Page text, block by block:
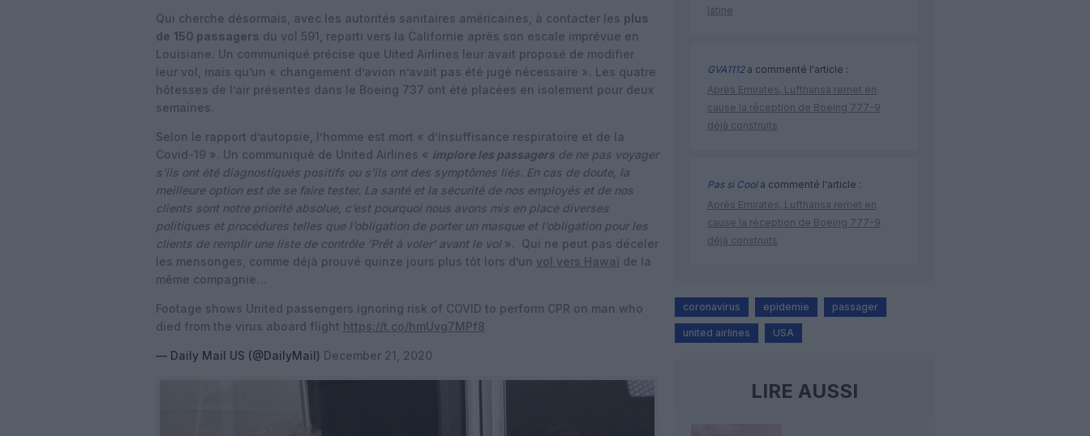
Qui cherche désormais, avec les autorités sanitaires américaines, à contacter les plus
de 150 passagers du vol 591, reparti vers la Californie après son escale imprévue en
Louisiane. Un communiqué précise que Uited Airlines leur avait proposé de modifier
leur vol, mais qu’un « changement d’avion n’avait pas été jugé nécessaire ». Les quatre
hôtesses de l’air présentes dans le Boeing 737 ont été placées en isolement pour deux
semaines.
Selon le rapport d’autopsie, l’homme est mort « d’insuffisance respiratoire et de la
Covid-19 ». Un communiqué de United Airlines « implore les passagers de ne pas voyager
s’ils ont été diagnostiqués positifs ou s’ils ont des symptômes liés. En cas de doute, la
meilleure option est de se faire tester. La santé et la sécurité de nos employés et de nos
clients sont notre priorité absolue, c’est pourquoi nous avons mis en place diverses
politiques et procédures telles que l’obligation de porter un masque et l’obligation pour les
clients de remplir une liste de contrôle ’Prêt à voler’ avant le vol». Qui ne peut pas déceler
les mensonges, comme déjà prouvé quinze jours plus tôt lors d’un vol vers Hawaï de la
même compagnie…
Footage shows United passengers ignoring risk of COVID to perform CPR on man who
died from the virus aboard flight https://t.co/hmUvg7MPf8
— Daily Mail US (@DailyMail) December 21, 2020
latine
GVA1112a commenté l'article :
Après Emirates, Lufthansa remet en
cause la réception de Boeing 777-9
déjà construits
Pas si Coola commenté l'article :
Après Emirates, Lufthansa remet en
cause la réception de Boeing 777-9
déjà construits
coronavirus epidemie passager
united airlines USA
LIRE AUSSI